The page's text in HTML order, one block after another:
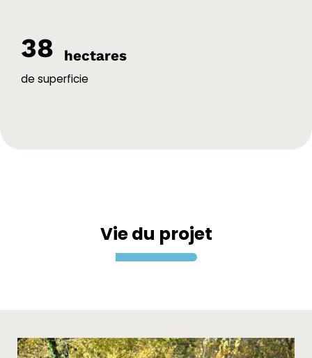
38 hectares
de superficie
Vie du projet